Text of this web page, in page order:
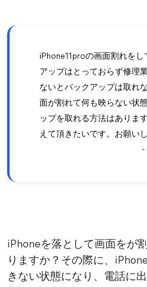
iPhone11proの画面割れを
アップはとっておらず修理
ないとバックアップは取れ
面が割れて何も映らない状
ップを取れる方法はありま
えて頂きたいです。お願いし
-
iPhoneを落として画面をが
りますか？その際に、
きない状態になり、電話に